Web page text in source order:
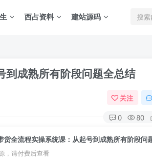
西占资料 建站源码
到成熟所有阶段问题全总结
关注
0 80
，请付费后查看